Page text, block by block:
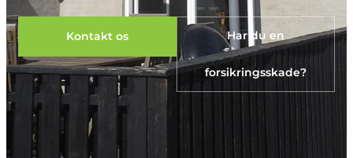
Kontakt os Har du en
forsikringsskade?